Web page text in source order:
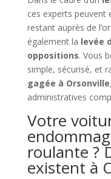
ces experts peuvent
restant auprès de
également la levée
oppositions. Vous
simple, sécurisé, et
gagée à Orsonville
administratives
Votre
roulante ?
existent à